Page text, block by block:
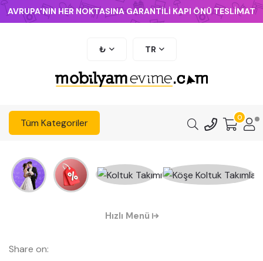
AVRUPA'NIN HER NOKTASINA GARANTİLİ KAPI ÖNÜ TESLİMAT
₺ TR
Tüm Kategoriler 0
Hızlı Menü
Share on: